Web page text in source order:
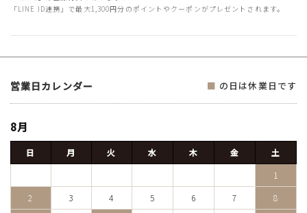
「LINE ID連携」で最大1,300円分のポイントやクーポンがプレゼントされます。
営業日カレンダー ■ の日は休業日です
8月
日 月 火 水 木 金
土
1
2
3 4 5 6 7
8